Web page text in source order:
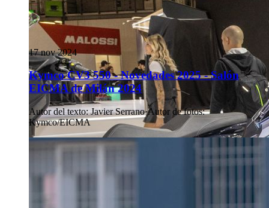
17 nov 2024
Kymco CV3 550 - Novedades 2025 - Salón
EICMA de Milán 2024
Autor del texto: Javier Serrano·Autor de fotos:
Kymco/EICMA